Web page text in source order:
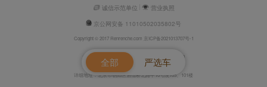
诚信示范单位
营业执照
京公网安备 11010502035802号
Copyright © 2017 Renrenche.com 京ICP备2021013707号-1
北京车欢欢信息技术有限公司 电话：4008610500
详细地址：北京市朝阳区酒仙桥北路甲10号院105、101楼
全部 严选车